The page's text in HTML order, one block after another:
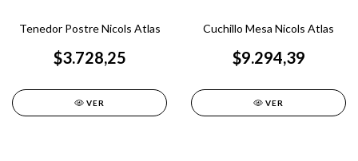
Tenedor Postre Nicols Atlas
$3.728,25
VER
Cuchillo Mesa Nicols Atlas
$9.294,39
VER